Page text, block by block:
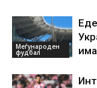
Меѓународен
фудбал